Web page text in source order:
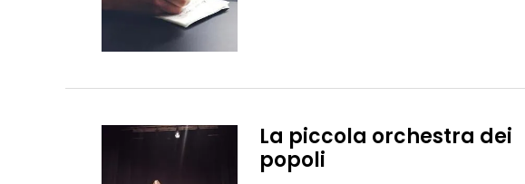
La piccola orchestra dei
popoli